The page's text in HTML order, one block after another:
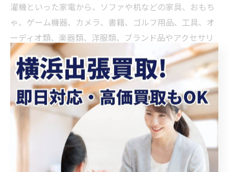
濯機といった家電から、ソファや机などの家具、おもち
ゃ、ゲーム機器、カメラ、書籍、ゴルフ用品、工具、オ
ーディオ類、楽器類、洋服類、ブランド品やアクセサリ
ーなど、幅広いお品物を買取ります。 当社は、井土ヶ谷
駅から徒歩9分、弘明寺駅（横浜市営）から徒歩12分の
場所にございますので、周辺にお住まいの方はお気軽に
ご依頼ください。
一覧に戻る 次のページ >